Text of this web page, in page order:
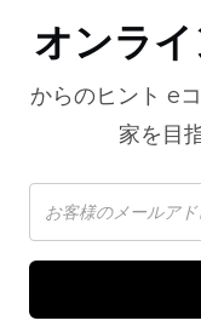
オンラ
からのヒント e
家を目